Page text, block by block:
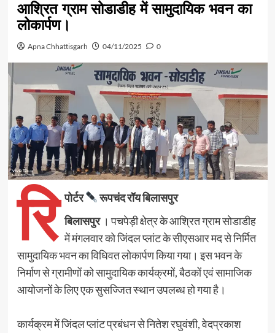
आश्रित ग्राम सोडाडीह में सामुदायिक भवन का
लोकार्पण।
Apna Chhattisgarh 04/11/2025 0
रि पोर्टर
रूपचंद रॉय बिलासपुर
बिलासपुर। पचपेड़ी क्षेत्र के आश्रित ग्राम सोडाडीह
में मंगलवार को जिंदल प्लांट के सीएसआर मद से निर्मित
सामुदायिक भवन का विधिवत लोकार्पण किया गया। इस भवन के
निर्माण से ग्रामीणों को सामुदायिक कार्यक्रमों, बैठकों एवं सामाजिक
आयोजनों के लिए एक सुसज्जित स्थान उपलब्ध हो गया है।
कार्यक्रम में जिंदल प्लांट प्रबंधन से नितेश रघुवंशी, वेदप्रकाश